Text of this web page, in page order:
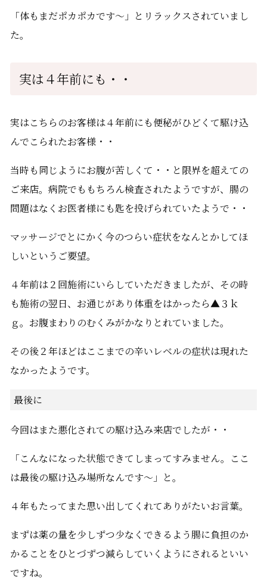
「体もまだポカポカです～」とリラックスされていまし
た。
実は４年前にも・・
実はこちらのお客様は４年前にも便秘がひどくて駆け込
んでこられたお客様・・
当時も同じようにお腹が苦しくて・・と限界を超えての
ご来店。病院でももちろん検査されたようですが、腸の
問題はなくお医者様にも匙を投げられていたようで・・
マッサージでとにかく今のつらい症状をなんとかしてほ
しいというご要望。
４年前は２回施術にいらしていただきましたが、その時
も施術の翌日、お通じがあり体重をはかったら▲３ｋ
ｇ。お腹まわりのむくみがかなりとれていました。
その後２年ほどはここまでの辛いレベルの症状は現れた
なかったようです。
最後に
今回はまた悪化されての駆け込み来店でしたが・・
「こんなになった状態できてしまってすみません。ここ
は最後の駆け込み場所なんです～」と。
４年もたってまた思い出してくれてありがたいお言葉。
まずは薬の量を少しずつ少なくできるよう腸に負担のか
かることをひとづずつ減らしていくようにされるといい
ですね。